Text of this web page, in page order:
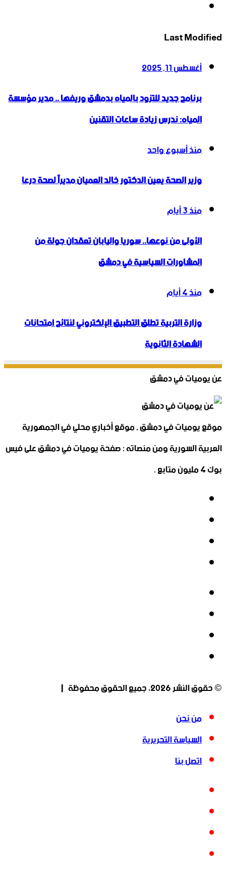
Last Modified
أغسطس 11, 2025
برنامج جديد للتزود بالمياه بدمشق وريفها .. مدير مؤسسة
المياه: ندرس زيادة ساعات التقنين
منذ أسبوع واحد
وزير الصحة يعين الدكتور خالد العميان مديراً لصحة درعا
منذ 3 أيام
الأولى من نوعها.. سوريا واليابان تعقدان جولة من
المشاورات السياسية في دمشق
منذ 4 أيام
وزارة التربية تطلق التطبيق الإلكتروني لنتائج امتحانات
الشهادة الثانوية
عن يوميات في دمشق
موقع يوميات في دمشق , موقع أخباري محلي في الجمهورية
العربية السورية ومن منصاته : صفحة يوميات في دمشق على فيس
بوك 4 مليون متابع .
© حقوق النشر 2026، جميع الحقوق محفوظة |
من نحن
السياسة التحريرية
اتصل بنا